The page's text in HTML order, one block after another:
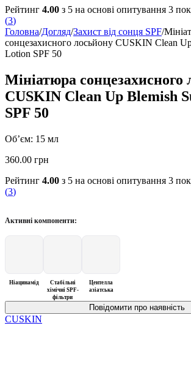
Рейтинг 4.00 з 5 на основі опитування 3
(3)
Головна/Догляд/Захист від сонця SPF/
сонцезахисного лосьйону CUSKIN Clean
Lotion SPF 50
Мініатюра сонцезахисного
CUSKIN Clean Up Blemish
SPF 50
Об’єм: 15 мл
360.00 грн
Рейтинг 4.00 з 5 на основі опитування 3
(3)
Активні компоненти:
Ніацинамід
Стабільні
хімічні SPF-
фільтри
Центелла
азіатська
CUSKIN